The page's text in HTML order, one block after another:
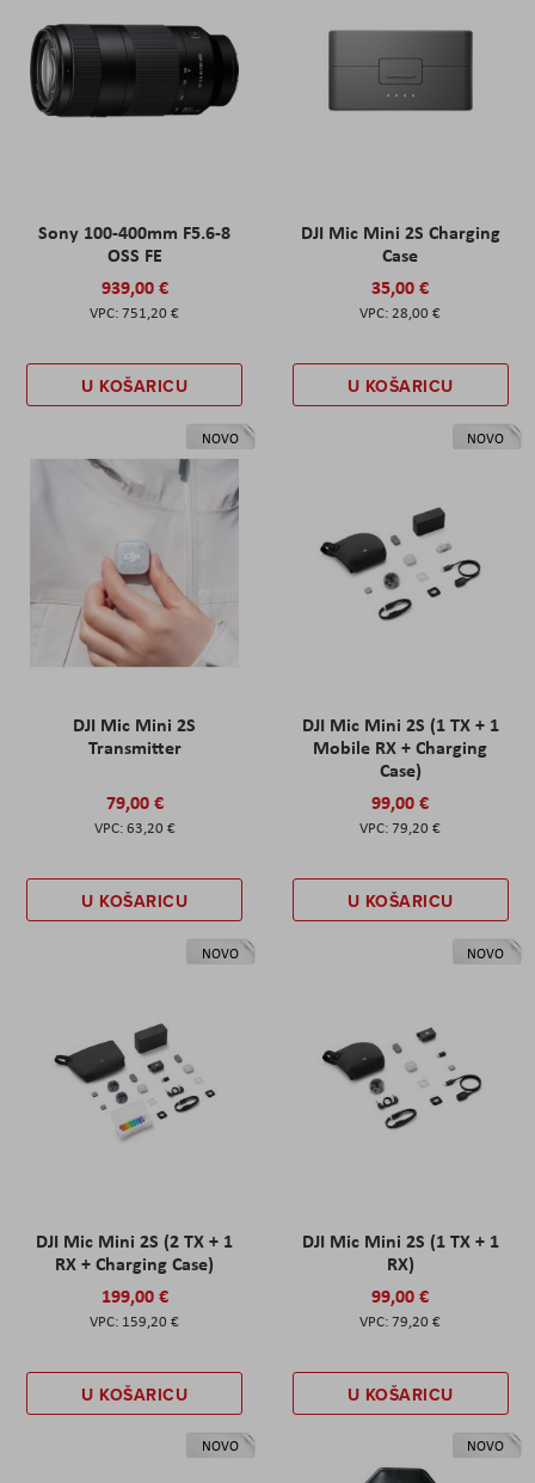
Sony 100-400mm F5.6-8
OSS FE
939,00 €
751,20 €
U KOŠARICU
DJI Mic Mini 2S Charging
Case
35,00 €
28,00 €
U KOŠARICU
NOVO
DJI Mic Mini 2S
Transmitter
79,00 €
63,20 €
U KOŠARICU
NOVO
DJI Mic Mini 2S (1 TX + 1
Mobile RX + Charging
Case)
99,00 €
79,20 €
U KOŠARICU
NOVO
DJI Mic Mini 2S (2 TX + 1
RX + Charging Case)
199,00 €
159,20 €
U KOŠARICU
NOVO
DJI Mic Mini 2S (1 TX + 1
RX)
99,00 €
79,20 €
U KOŠARICU
NOVO NOVO